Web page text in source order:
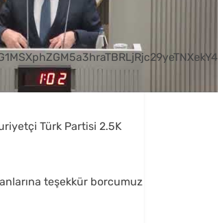
Türk Partisi 2.5K
teşekkür borcumuz